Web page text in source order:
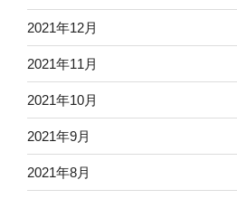
2021年12月
2021年11月
2021年10月
2021年9月
2021年8月